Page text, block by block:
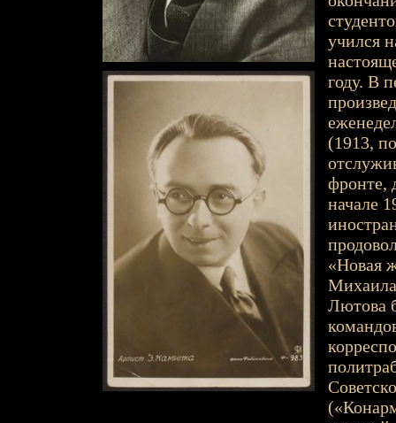
учился
году. В
(1913,
фронте,
начале
«Новая
Лютова